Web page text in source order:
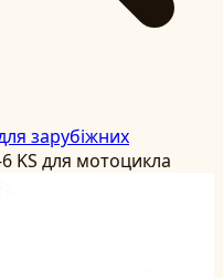
зарубіжних
KS для мотоцикла